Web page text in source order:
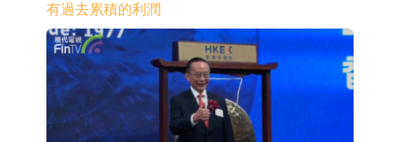
TD550無人機具備行業先發產品優勢
千方科技：已形成車路云協同的L4級
商用車技術體系 並進入小規模商用示
範階段
京東物流與迅銷集團達成戰略合作 共
建全球物流供應鏈網絡
航天電器：子公司蘇州華旃的高速模
組及液冷互連產品處於小批量供貨階
日韓股市雙雙收漲
有過去累積的利潤